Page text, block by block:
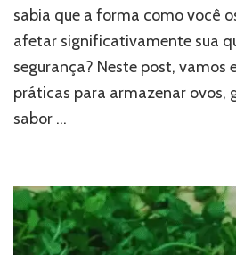
sabia que a forma como você
afetar significativamente sua
segurança? Neste post, vamos
práticas para armazenar ovos,
sabor …